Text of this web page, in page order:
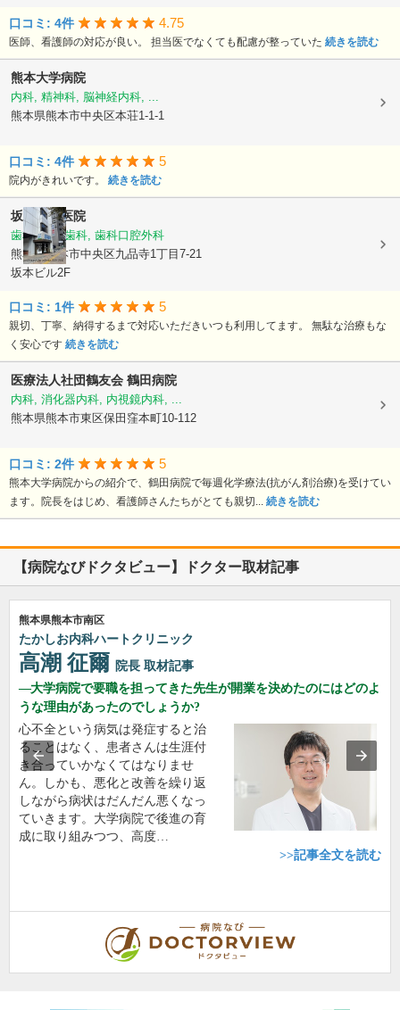
口コミ: 4件 4.75
医師、看護師の対応が良い。 担当医でなくても配慮が整っていた 続きを読む
熊本大学病院
内科, 精神科, 脳神経内科, ...
熊本県熊本市中央区本荘1-1-1
口コミ: 4件 5
院内がきれいです。 続きを読む
坂本歯科医院
歯科, 小児歯科, 歯科口腔外科
熊本県熊本市中央区九品寺1丁目7-21
坂本ビル2F
口コミ: 1件 5
親切、丁寧、納得するまで対応いただきいつも利用してます。 無駄な治療もな
く安心です 続きを読む
医療法人社団鶴友会 鶴田病院
内科, 消化器内科, 内視鏡内科, ...
熊本県熊本市東区保田窪本町10-112
口コミ: 2件 5
熊本大学病院からの紹介で、鶴田病院で毎週化学療法(抗がん剤治療)を受けてい
ます。院長をはじめ、看護師さんたちがとても親切... 続きを読む
【病院なびドクタビュー】ドクター取材記事
熊本県熊本市南区
たかしお内科ハートクリニック
高潮 征爾 院長 取材記事
大学病院で要職を担ってきた先生が開業を決めたのにはどのよ
うな理由があったのでしょうか?
心不全という病気は発症すると治
ることはなく、患者さんは生涯付
き合っていかなくてはなりませ
ん。しかも、悪化と改善を繰り返
しながら病状はだんだん悪くなっ
ていきます。大学病院で後進の育
成に取り組みつつ、高度…
>>記事全文を読む